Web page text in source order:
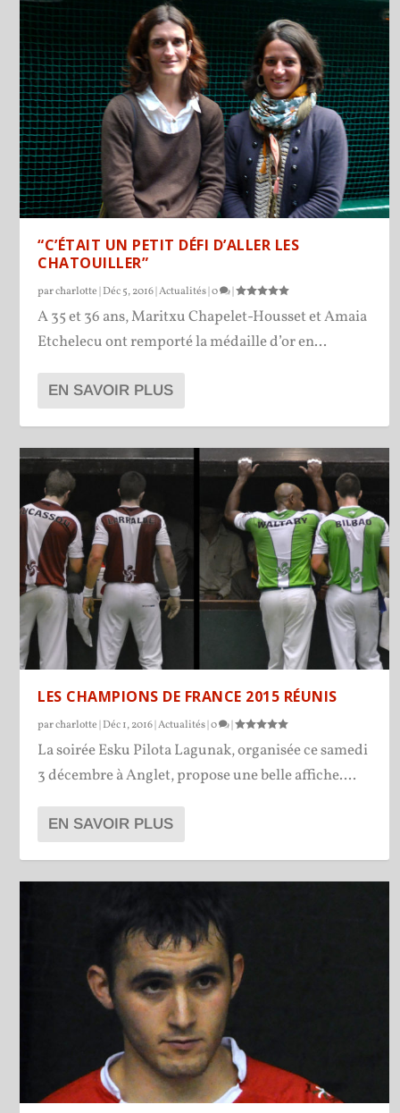
“C’ÉTAIT UN PETIT DÉFI D’ALLER LES
CHATOUILLER”
parcharlotte Déc 5, 2016 |Actualités |0 |
A 35 et 36 ans, Maritxu Chapelet-Housset et Amaia
Etchelecu ont remporté la médaille d’or en...
EN SAVOIR PLUS
LES CHAMPIONS DE FRANCE 2015 RÉUNIS
parcharlotte Déc 1, 2016 |Actualités |0 |
La soirée Esku Pilota Lagunak, organisée ce samedi
3 décembre à Anglet, propose une belle affiche....
EN SAVOIR PLUS